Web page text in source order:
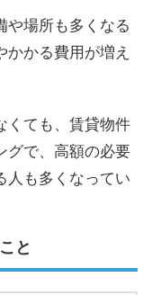
や場所も多くなる
かる費用が増え
くても、賃貸物件
グで、高額の必要
人も多くなってい
と